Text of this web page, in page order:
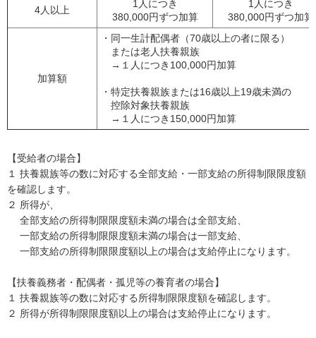
4人以上
1人につき
380,000円ずつ加算
1人につき
380,000円ずつ加算
加算額
・同一生計配偶者（70歳以上の者に限る）
または老人扶養親族
→１人につき100,000円加算
・特定扶養親族または16歳以上19歳未満の
控除対象扶養親族
→１人につき150,000円加算
【受給者の場合】
１ 扶養親族等の数に対応する全部支給・一部支給の所得制限限度額
を確認します。
２ 所得が、
全部支給の所得制限限度額未満の場合は全部支給、
一部支給の所得制限限度額未満の場合は一部支給、
一部支給の所得制限限度額以上の場合は支給停止になります。
【扶養義務者・配偶者・孤児等の養育者の場合】
１ 扶養親族等の数に対応する所得制限限度額を確認します。
２ 所得が所得制限限度額以上の場合は支給停止になります。